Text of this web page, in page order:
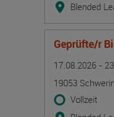
Blended
Geprüfte/r
17.08.2026 -
19053 Schwerin
Vollzeit